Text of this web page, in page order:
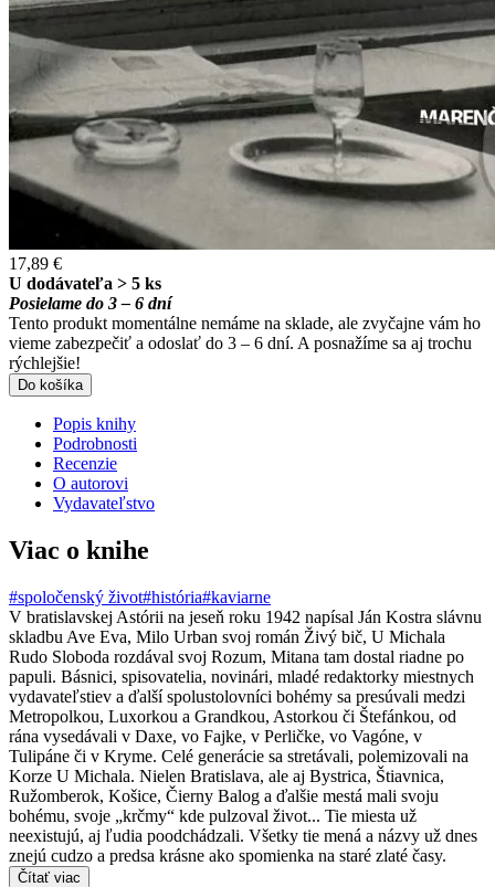
17,89 €
U dodávateľa > 5 ks
Posielame do 3 – 6 dní
Tento produkt momentálne nemáme na sklade, ale zvyčajne vám ho
vieme zabezpečiť a odoslať do 3 – 6 dní. A posnažíme sa aj trochu
rýchlejšie!
Do košíka
Popis knihy
Podrobnosti
Recenzie
O autorovi
Vydavateľstvo
Viac o knihe
#spoločenský život#história#kaviarne
V bratislavskej Astórii na jeseň roku 1942 napísal Ján Kostra slávnu
skladbu Ave Eva, Milo Urban svoj román Živý bič, U Michala
Rudo Sloboda rozdával svoj Rozum, Mitana tam dostal riadne po
papuli. Básnici, spisovatelia, novinári, mladé redaktorky miestnych
vydavateľstiev a ďalší spolustolovníci bohémy sa presúvali medzi
Metropolkou, Luxorkou a Grandkou, Astorkou či Štefánkou, od
rána vysedávali v Daxe, vo Fajke, v Perličke, vo Vagóne, v
Tulipáne či v Kryme. Celé generácie sa stretávali, polemizovali na
Korze U Michala. Nielen Bratislava, ale aj Bystrica, Štiavnica,
Ružomberok, Košice, Čierny Balog a ďalšie mestá mali svoju
bohému, svoje „krčmy“ kde pulzoval život... Tie miesta už
neexistujú, aj ľudia poodchádzali. Všetky tie mená a názvy už dnes
znejú cudzo a predsa krásne ako spomienka na staré zlaté časy.
Čítať viac